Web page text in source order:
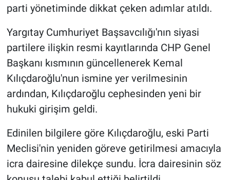
parti yönetiminde dikkat çeken adımlar atıldı.
Yargıtay Cumhuriyet Başsavcılığı'nın siyasi
partilere ilişkin resmi kayıtlarında CHP Genel
Başkanı kısmının güncellenerek Kemal
Kılıçdaroğlu'nun ismine yer verilmesinin
ardından, Kılıçdaroğlu cephesinden yeni bir
hukuki girişim geldi.
Edinilen bilgilere göre Kılıçdaroğlu, eski Parti
Meclisi'nin yeniden göreve getirilmesi amacıyla
icra dairesine dilekçe sundu. İcra dairesinin söz
Şambayat Haber